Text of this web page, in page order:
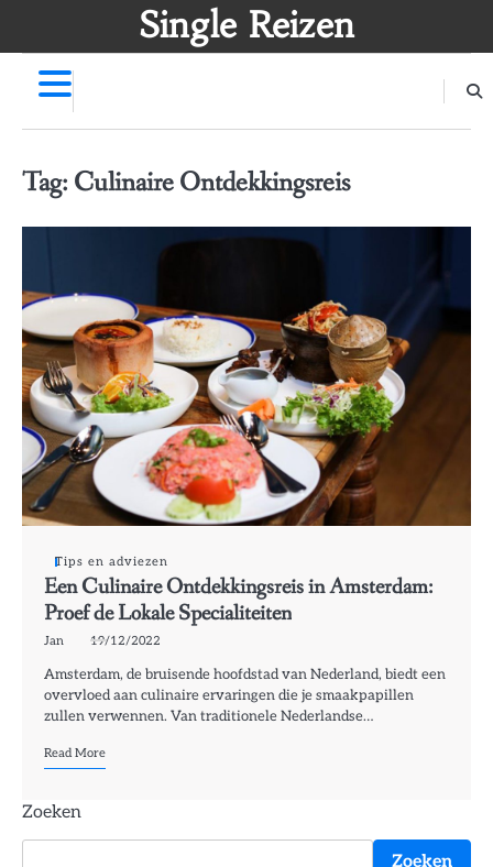
Single Reizen
Tag: Culinaire Ontdekkingsreis
Tips en adviezen
Een Culinaire Ontdekkingsreis in Amsterdam:
Proef de Lokale Specialiteiten
Jan 19/12/2022
Amsterdam, de bruisende hoofdstad van Nederland, biedt een
overvloed aan culinaire ervaringen die je smaakpapillen
zullen verwennen. Van traditionele Nederlandse…
Read More
Zoeken
Zoeken